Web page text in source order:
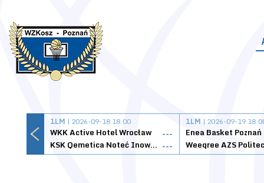
1LM | 2026-09-18 18:00
WKK Active Hotel Wrocław
---
KSK Qemetica Noteć Inowrocław ---
1LM | 2026-09-19
Enea Basket Poznań